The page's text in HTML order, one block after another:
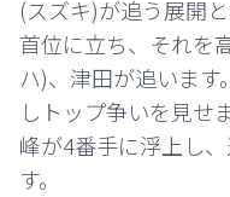
(スズキ)が追う展開
首位に立ち、それを
ハ)、津田が追いま
しトップ争いを見せ
峰が4番手に浮上し
す。